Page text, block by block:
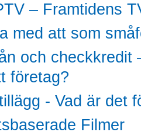
– Framtidens
med att som
och checkkredit
företag?
- Vad är det
Filmer